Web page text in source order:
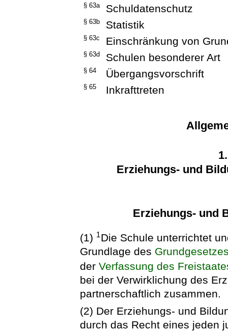
§ 63a Schuldatenschutz
§ 63b Statistik
§ 63c Einschränkung von
§ 63d Schulen besonderer Art
§ 64 Übergangsvorschrift
§ 65 Inkrafttreten
Erziehungs- und
Erziehungs- und
(1) 1Die Schule unterrichtet
Grundlage des
derVerfassung des
bei der Verwirklichung des
partnerschaftlich zusammen.
(2) Der Erziehungs- und
durch das Recht eines jeden